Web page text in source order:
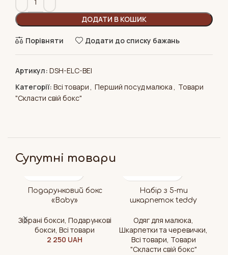
ДОДАТИ В КОШИК
Порівняти Додати до списку бажань
Артикул: DSH-ELC-BEI
Категорії: Всі товари, Перший посуд малюка, Товари
"Cкласти свій бокс"
Супутні товари
Подарунковий бокс
«Baby»
Зібрані бокси, Подарункові
бокси, Всі товари
2 250 UAH
Набір з 5-ти
шкарпеток teddy
Одяг для малюка,
Шкарпетки та черевички,
Всі товари, Товари
"Cкласти свій бокс"